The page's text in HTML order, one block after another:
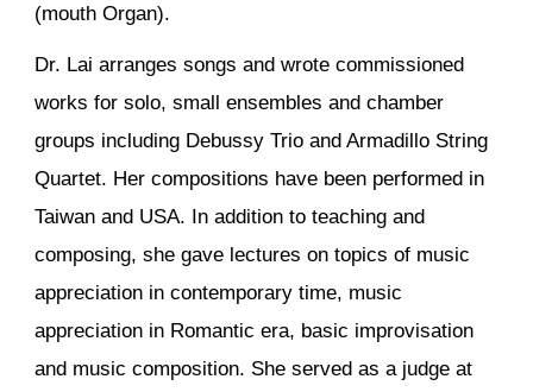
(mouth Organ).
Dr. Lai arranges songs and wrote commissioned
works for solo, small ensembles and chamber
groups including Debussy Trio and Armadillo String
Quartet. Her compositions have been performed in
Taiwan and USA. In addition to teaching and
composing, she gave lectures on topics of music
appreciation in contemporary time, music
appreciation in Romantic era, basic improvisation
and music composition. She served as a judge at